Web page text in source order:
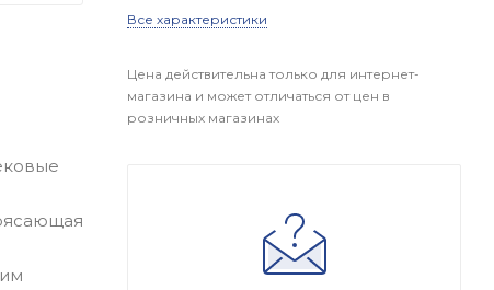
Все характеристики
Цена действительна только для интернет-
магазина и может отличаться от цен в
розничных магазинах